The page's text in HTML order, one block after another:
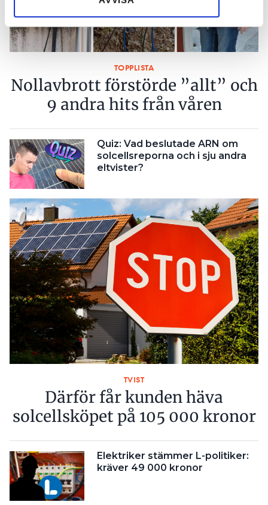
TOPPLISTA
Nollavbrott förstörde ”allt” och
9 andra hits från våren
Quiz: Vad beslutade ARN om
solcellsreporna och i sju andra
eltvister?
TVIST
Därför får kunden häva
solcellsköpet på 105 000 kronor
Elektriker stämmer L-politiker:
kräver 49 000 kronor